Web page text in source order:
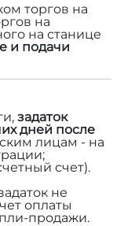
торгов на
на
на станице
и подачи
задаток
дней после
лицам - на
счет).
не
оплаты
продажи.